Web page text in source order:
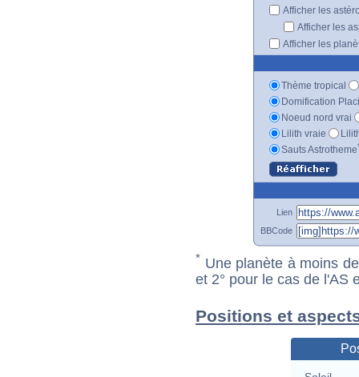
Afficher les
Afficher les
Afficher les
Thème tropical
Domification
Noeud nord vrai
Lilith vraie
Sauts Astrotheme
Lien
BBCode
* Une planète à moins
et 2° pour le cas de l'AS
Positions et